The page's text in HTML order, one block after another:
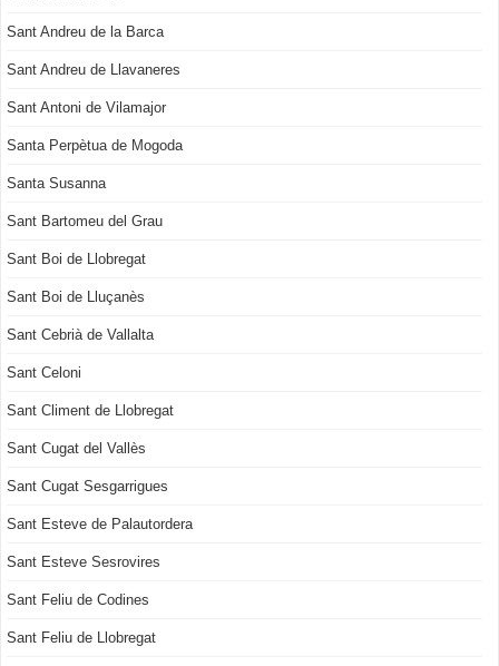
Sant Andreu de la Barca
Sant Andreu de Llavaneres
Sant Antoni de Vilamajor
Santa Perpètua de Mogoda
Santa Susanna
Sant Bartomeu del Grau
Sant Boi de Llobregat
Sant Boi de Lluçanès
Sant Cebrià de Vallalta
Sant Celoni
Sant Climent de Llobregat
Sant Cugat del Vallès
Sant Cugat Sesgarrigues
Sant Esteve de Palautordera
Sant Esteve Sesrovires
Sant Feliu de Codines
Sant Feliu de Llobregat